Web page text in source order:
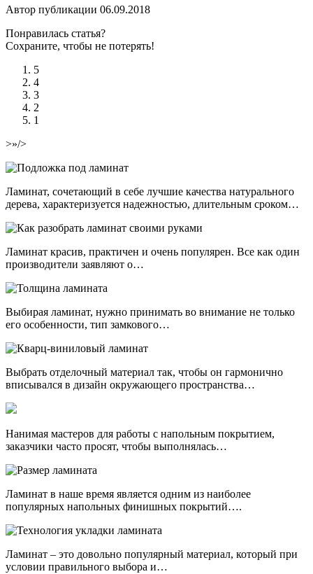
Автор публикации 06.09.2018
Понравилась статья?
Сохраните, чтобы не потерять!
5
4
3
2
1
>»/>
Ламинат, сочетающий в себе лучшие качества натурального
дерева, характеризуется надежностью, длительным сроком…
Ламинат красив, практичен и очень популярен. Все как один
производители заявляют о…
Выбирая ламинат, нужно принимать во внимание не только
его особенности, тип замкового…
Выбрать отделочный материал так, чтобы он гармонично
вписывался в дизайн окружающего пространства…
Нанимая мастеров для работы с напольным покрытием,
заказчики часто просят, чтобы выполнялась…
Ламинат в наше время является одним из наиболее
популярных напольных финишных покрытий….
Ламинат – это довольно популярный материал, который при
условии правильного выбора и…